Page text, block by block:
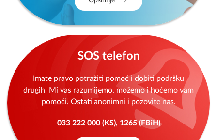
SOS telefon
Imate pravo potražiti pomoć i dobiti podršku
drugih. Mi vas razumijemo, možemo i hoćemo vam
pomoći. Ostati anonimni i pozovite nas.
033 222 000 (KS), 1265 (FBiH)